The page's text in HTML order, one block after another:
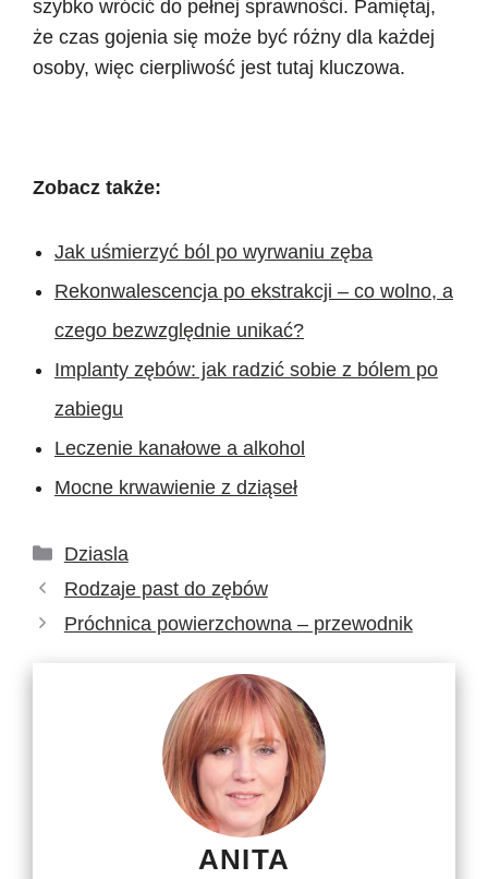
szybko wrócić do pełnej sprawności. Pamiętaj,
że czas gojenia się może być różny dla każdej
osoby, więc cierpliwość jest tutaj kluczowa.
Zobacz także:
Jak uśmierzyć ból po wyrwaniu zęba
Rekonwalescencja po ekstrakcji – co wolno, a
czego bezwzględnie unikać?
Implanty zębów: jak radzić sobie z bólem po
zabiegu
Leczenie kanałowe a alkohol
Mocne krwawienie z dziąseł
Kategorie
Dziasla
Rodzaje past do zębów
Próchnica powierzchowna – przewodnik
ANITA